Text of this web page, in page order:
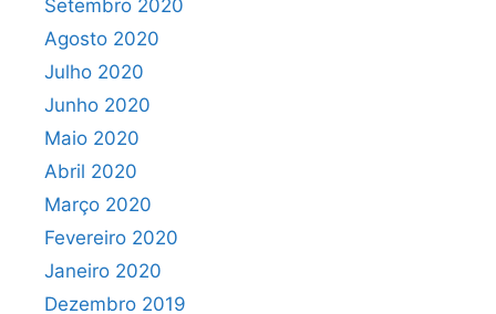
Setembro 2020
Agosto 2020
Julho 2020
Junho 2020
Maio 2020
Abril 2020
Março 2020
Fevereiro 2020
Janeiro 2020
Dezembro 2019